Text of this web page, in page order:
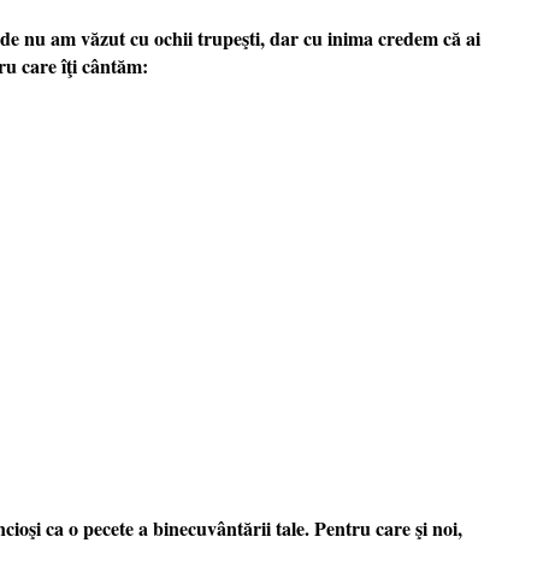
nu am văzut cu ochii trupeşti, dar cu inima credem că ai
care îţi cântăm:
ca o pecete a binecuvântării tale. Pentru care şi noi,